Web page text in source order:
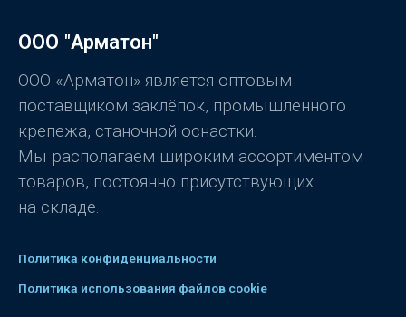
и
з
ООО "Арматон"
ООО «Арматон» является оптовым
поставщиком заклёпок, промышленного
крепежа, станочной оснастки.
Мы располагаем широким ассортиментом
товаров, постоянно присутствующих
на складе.
Политика конфиденциальности
Политика использования файлов cookie